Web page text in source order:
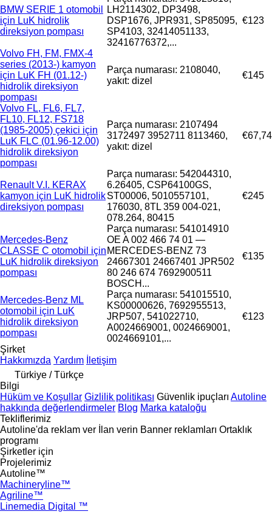
BMW SERIE 1 otomobil
için LuK hidrolik
direksiyon pompası
LH2114302, DP3498,
DSP1676, JPR931, SP85095,
SP4103, 32414051133,
32416776372,...
€123
Volvo FH, FM, FMX-4
series (2013-) kamyon
için LuK FH (01.12-)
hidrolik direksiyon
pompası
Parça numarası: 2108040,
yakıt: dizel
€145
Volvo FL, FL6, FL7,
FL10, FL12, FS718
(1985-2005) çekici için
LuK FLC (01.96-12.00)
hidrolik direksiyon
pompası
Parça numarası: 2107494
3172497 3952711 8113460,
yakıt: dizel
€67,74
Renault V.I. KERAX
kamyon için LuK hidrolik
direksiyon pompası
Parça numarası: 542044310,
6.26405, CSP64100GS,
ST00006, 5010557101,
176030, 8TL 359 004-021,
078.264, 80415
€245
Mercedes-Benz
CLASSE C otomobil için
LuK hidrolik direksiyon
pompası
Parça numarası: 541014910
OE A 002 466 74 01 —
MERCEDES-BENZ 73
24667301 24667401 JPR502
80 246 674 7692900511
BOSCH...
€135
Mercedes-Benz ML
otomobil için LuK
hidrolik direksiyon
pompası
Parça numarası: 541015510,
KS00000626, 7692955513,
JRP507, 541022710,
A0024669001, 0024669001,
0024669101,...
€123
Şirket
Hakkımızda Yardım
İletişim
Türkiye / Türkçe
Bilgi
Hüküm ve Koşullar Gizlilik politikası Güvenlik ipuçları Autoline
hakkında değerlendirmeler Blog Marka kataloğu
Tekliflerimiz
Autoline'da reklam ver
İlan verin Banner reklamları Ortaklık
programı
Şirketler için
Projelerimiz
Autoline™
Machineryline™
Agriline™
Linemedia Digital ™